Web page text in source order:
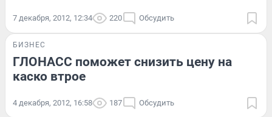
7 декабря, 2012, 12:34 220 Обсудить
БИЗНЕС
ГЛОНАСС поможет снизить цену на
каско втрое
4 декабря, 2012, 16:58 187 Обсудить